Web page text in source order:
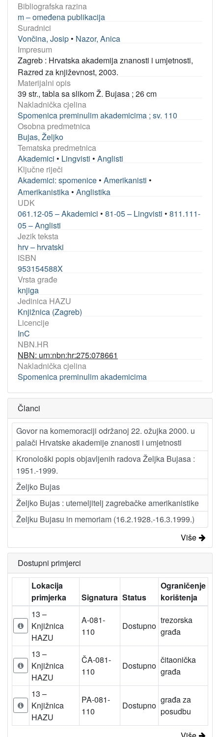
Bibliografska razina
m – omeđena publikacija
Suradnici
Vončina, Josip • Nazor, Anica
Impresum
Zagreb : Hrvatska akademija znanosti i umjetnosti,
Razred za književnost, 2003.
Materijalni opis
39 str., tabla sa slikom Ž. Bujasa ; 26 cm
Nakladnička cjelina
Spomenica preminulim akademicima ; sv. 110
Osobna predmetnica
Bujas, Željko
Tematska predmetnica
Akademici • Lingvisti • Anglisti
Ključne riječi
Akademici: spomenice • Amerikanisti •
Amerikanistika • Anglistika
UDK
061.12-05 – Akademici • 81-05 – Lingvisti • 811.111-
05 – Anglisti
Jezik teksta
hrv – hrvatski
ISBN
953154588X
Vrsta građe
knjiga
Jedinica HAZU
Knjižnica (Zagreb)
Licencije
InC
NBN.HR
NBN: urn:nbn:hr:275:078661
Nakladnička cjelina
Spomenica preminulim akademicima
Članci
Govor na komemoraciji održanoj 22. ožujka 2000. u
palači Hrvatske akademije znanosti i umjetnosti
Kronološki popis objavljenih radova Željka Bujasa :
1951.-1999.
Željko Bujas
Željko Bujas : utemeljitelj zagrebačke amerikanistike
Željku Bujasu in memoriam (16.2.1928.-16.3.1999.)
Više
Dostupni primjerci
Lokacija
primjerka
Signatura Status
Ograničenje
korištenja
13 –
Knjižnica
HAZU
A-081-
110
Dostupno
trezorska
građa
13 –
Knjižnica
HAZU
ČA-081-
110
Dostupno
čitaonička
građa
13 –
Knjižnica
HAZU
PA-081-
110
Dostupno
građa za
posudbu